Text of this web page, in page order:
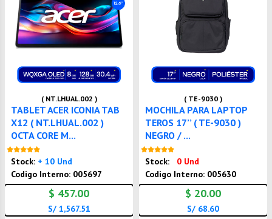
( NT.LHUAL.002 )
TABLET ACER ICONIA TAB
X12 ( NT.LHUAL.002 )
OCTA CORE M...
Stock: + 10 Und
Codigo Interno: 005697
$ 457.00
S/ 1,567.51
( TE-9030 )
MOCHILA PARA LAPTOP
TEROS 17’’ ( TE-9030 )
NEGRO / ...
Stock:
0 Und
Codigo Interno: 005630
$ 20.00
S/ 68.60